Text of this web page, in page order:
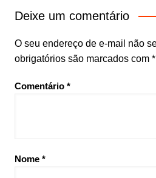
Deixe um comentário
O seu endereço de e-mail não
obrigatórios são marcados com *
Comentário *
Nome *